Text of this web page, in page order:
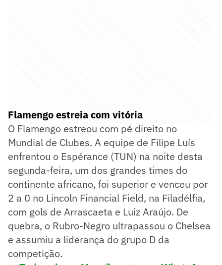
Flamengo estreia com vitória
O Flamengo estreou com pé direito no
Mundial de Clubes. A equipe de Filipe Luís
enfrentou o Espérance (TUN) na noite desta
segunda-feira, um dos grandes times do
continente africano, foi superior e venceu por
2 a 0 no Lincoln Financial Field, na Filadélfia,
com gols de Arrascaeta e Luiz Araújo. De
quebra, o Rubro-Negro ultrapassou o Chelsea
e assumiu a liderança do grupo D da
competição.